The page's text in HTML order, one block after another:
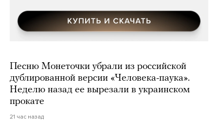
Песню Монеточки убрали из российской
дублированной версии «Человека-паука».
Неделю назад ее вырезали в украинском
прокате
21 час назад